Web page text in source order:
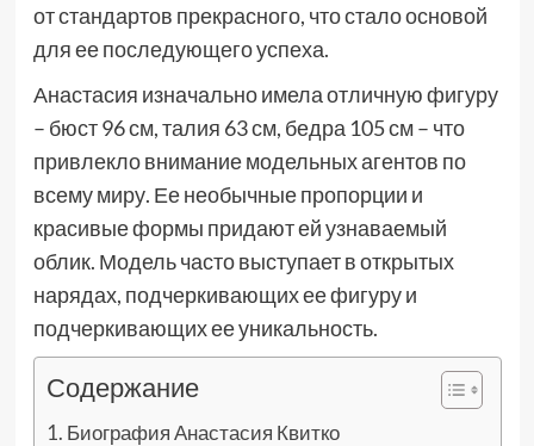
от стандартов прекрасного, что стало основой
для ее последующего успеха.
Анастасия изначально имела отличную фигуру
– бюст 96 см, талия 63 см, бедра 105 см – что
привлекло внимание модельных агентов по
всему миру. Ее необычные пропорции и
красивые формы придают ей узнаваемый
облик. Модель часто выступает в открытых
нарядах, подчеркивающих ее фигуру и
подчеркивающих ее уникальность.
Содержание
Биография Анастасия Квитко